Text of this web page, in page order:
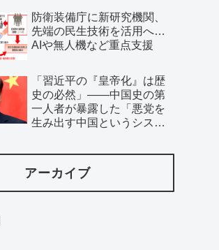
防衛装備庁に新研究機関、
先端の民生技術を活用へ…
AIや無人機など重点支援
「習近平の『皇帝化』は歴
史の必然」――中国史の第
一人者が暴露した「悪党を
生み出す中国というシステ
アーカイブ